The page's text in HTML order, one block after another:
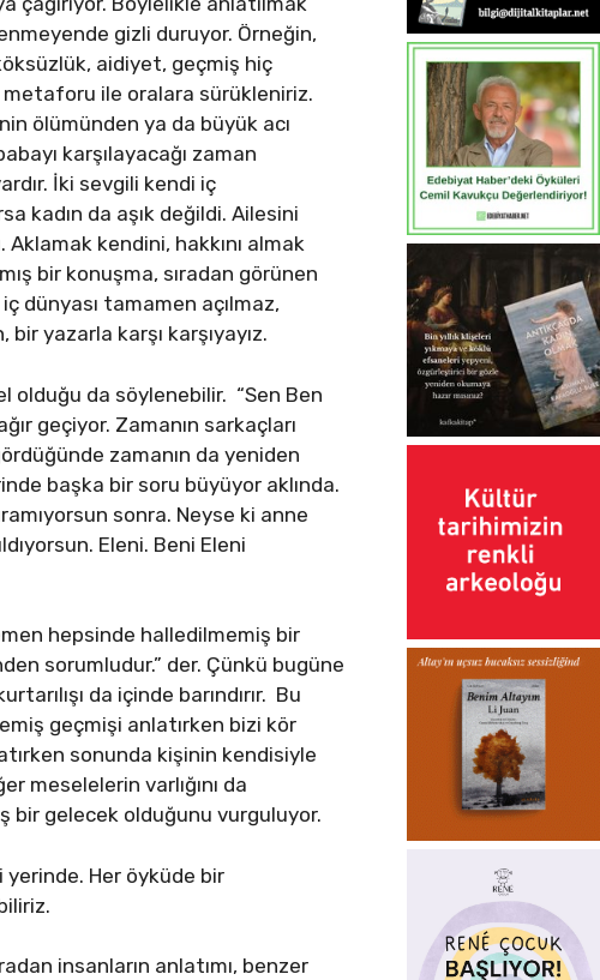
gizli duruyor. Örneğin,
aidiyet, geçmiş hiç
ile oralara sürükleniriz.
ölümünden ya da büyük acı
karşılayacağı zaman
İki sevgili kendi iç
kadın da aşık değildi. Ailesini
kendini, hakkını almak
bir konuşma, sıradan görünen
dünyası tamamen açılmaz,
yazarla karşı karşıyayız.
olduğu da söylenebilir. “Sen Ben
geçiyor. Zamanın sarkaçları
zamanın da yeniden
başka bir soru büyüyor aklında.
sonra. Neyse ki anne
Eleni. Beni Eleni
hepsinde halledilmemiş bir
sorumludur.” der. Çünkü bugüne
da içinde barındırır. Bu
geçmişi anlatırken bizi kör
sonunda kişinin kendisiyle
meselelerin varlığını da
bir gelecek olduğunu vurguluyor.
yerinde. Her öyküde bir
insanların anlatımı, benzer